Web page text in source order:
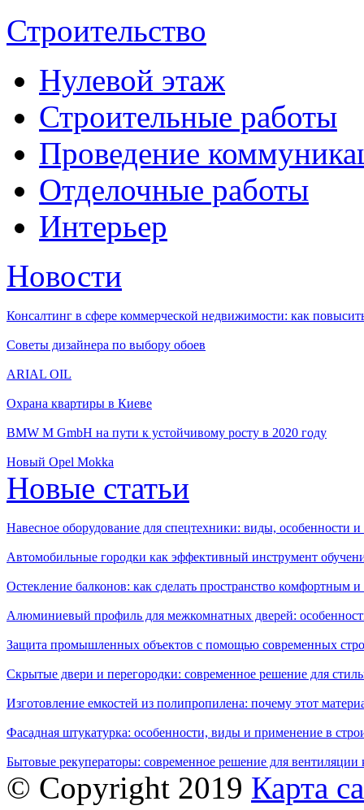
Строительство
Нулевой этаж
Строительные работы
Проведение
Отделочные работы
Интерьер
Новости
Консалтинг в сфере коммерческой недвижимости: как
Советы дизайнера по выбору обоев
ARIAL OIL
Охрана квартиры в Киеве
BMW M GmbH на пути к устойчивому росту в 2020 году
Новый Opel Mokka
Новые статьи
Навесное оборудование для спецтехники: виды, особенности
Автомобильные городки как эффективный инструмент
Остекление балконов: как сделать пространство комфортным
Алюминиевый профиль для межкомнатных дверей:
Защита промышленных объектов с помощью современных
Скрытые двери и перегородки: современное решение для
Изготовление емкостей из полипропилена: почему этот
Фасадная штукатурка: особенности, виды и применение в
Бытовые рекуператоры: современное решение для вентиляции
© Copyright 2019 Карта